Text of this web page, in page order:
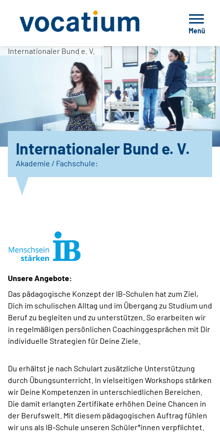
Menü
Internationaler Bund e. V.
Internationaler Bund e. V.
Akademie / Fachschule:
Unsere Angebote:
Das pädagogische Konzept der IB-Schulen hat zum Ziel,
Dich im schulischen Alltag und im Übergang zu Studium und
Beruf zu begleiten und zu unterstützen. So erarbeiten wir
in regelmäßigen persönlichen Coaching­gesprächen mit Dir
individuelle Strategien für Deine Ziele.
Du erhältst je nach Schulart zusätzliche Unterstützung
durch Übungsunterricht. In vielseitigen Workshops stärken
wir Deine Kompetenzen in unterschiedlichen Bereichen.
Die damit erlangten Zertifikate erhöhen Deine Chancen in
der Berufswelt. Mit diesem pädagogischen Auftrag fühlen
wir uns als IB-Schule unseren Schüler*innen verpflichtet.